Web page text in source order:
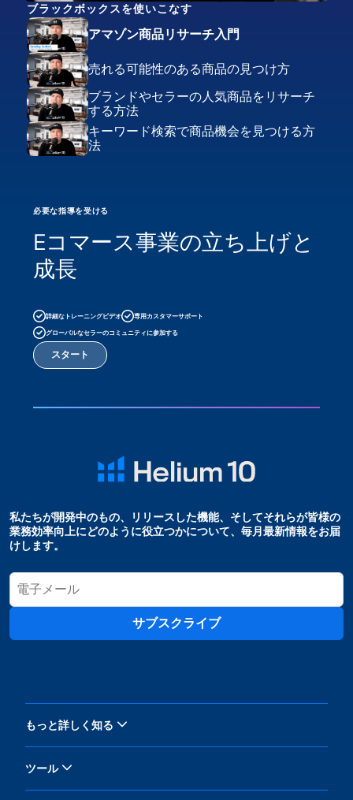
ブラックボックスを使いこなす
アマゾン商品リサーチ入門
売れる可能性のある商品の見つけ方
ブランドやセラーの人気商品をリサーチ
する方法
キーワード検索で商品機会を見つける方
法
必要な指導を受ける
Eコマース事業の立ち上げと
成長
詳細なトレーニングビデオ
専用カスタマーサポート
グローバルなセラーのコミュニティに参加する
スタート
私たちが開発中のもの、リリースした機能、そしてそれらが皆様の
業務効率向上にどのように役立つかについて、毎月最新情報をお届
けします。
サブスクライブ
もっと詳しく知る
ツール